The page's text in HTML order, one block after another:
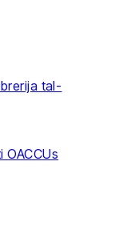
tal-
OACCUs